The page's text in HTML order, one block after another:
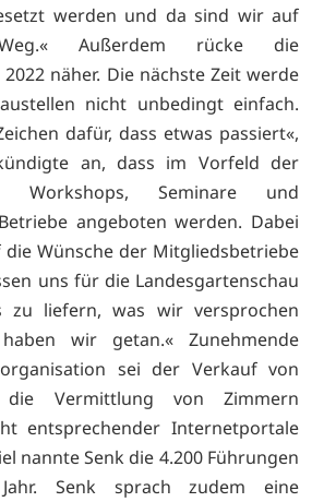
werden und da sind wir auf
Außerdem rücke die
näher. Die nächste Zeit werde
nicht unbedingt einfach.
dafür, dass etwas passiert«,
an, dass im Vorfeld der
Workshops, Seminare und
angeboten werden. Dabei
Wünsche der Mitgliedsbetriebe
uns für die Landesgartenschau
zu liefern, was wir versprochen
wir getan.« Zunehmende
sei der Verkauf von
die Vermittlung von Zimmern
entsprechender Internetportale
nannte Senk die 4.200 Führungen
Senk sprach zudem eine